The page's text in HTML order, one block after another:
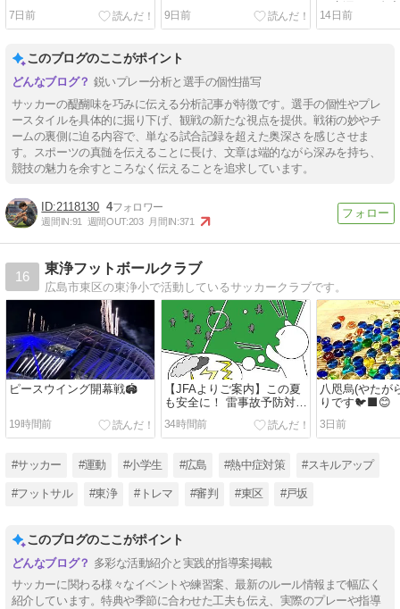
7日前 9日前
ろ水漏れを自
の原因にたど
14日前
このブログのここがポイント
鋭いプレー分析と選手の個性描写
サッカーの醍醐味を巧みに伝える分析記事が特徴です。選手の個性やプレ
ースタイルを具体的に掘り下げ、観戦の新たな視点を提供。戦術の妙やチ
ームの裏側に迫る内容で、単なる試合記録を超えた奥深さを感じさせま
す。スポーツの真髄を伝えることに長け、文章は端的ながら深みを持ち、
競技の魅力を余すところなく伝えることを追求しています。
2118130 4
週間IN:91 週間OUT:203 月間IN:371
16
東浄フットボールクラブ
広島市東区の東浄小で活動しているサッカークラブです。
ピースウイング開幕戦🏟️
19時間前
【JFAよりご案内】この夏
も安全に！ 雷事故予防対策
を！
34時間前
八咫烏(やたが
りです🐦‍⬛😊
3日前
#サッカー #運動 #小学生 #広島 #熱中症対策 #スキルアップ
#フットサル #東浄 #トレマ #審判 #東区 #戸坂
このブログのここがポイント
多彩な活動紹介と実践的指導案掲載
サッカーに関わる様々なイベントや練習案、最新のルール情報まで幅広く
紹介しています。特典や季節に合わせた工夫も伝え、実際のプレーや指導